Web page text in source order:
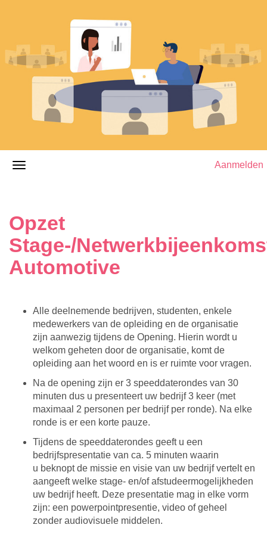
Aanmelden
Opzet
Stage-/
Automotive
Alle deelnemende bedrijven, studenten, enkele
medewerkers van de opleiding en de organisatie
zijn aanwezig tijdens de Opening. Hierin wordt u
welkom geheten door de organisatie, komt de
opleiding aan het woord en is er ruimte voor vragen.
Na de opening zijn er 3 speeddaterondes van 30
minuten dus u presenteert uw bedrijf 3 keer (met
maximaal 2 personen per bedrijf per ronde). Na elke
ronde is er een korte pauze.
Tijdens de speeddaterondes geeft u een
bedrijfspresentatie van ca. 5 minuten waarin
u beknopt de missie en visie van uw bedrijf vertelt en
aangeeft welke stage- en/of afstudeermogelijkheden
uw bedrijf heeft. Deze presentatie mag in elke vorm
zijn: een powerpointpresentie, video of geheel
zonder audiovisuele middelen.